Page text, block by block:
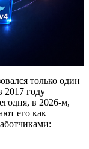
только один
2017 году
в 2026-м,
его как